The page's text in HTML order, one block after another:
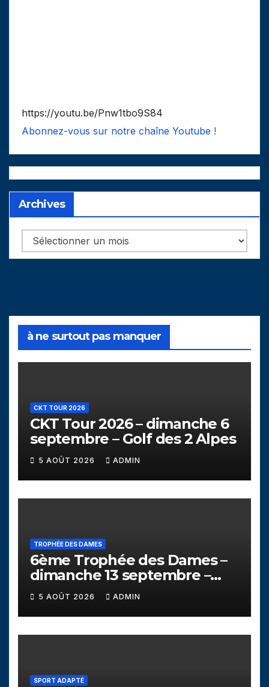
https://youtu.be/Pnw1tbo9S84
Abonnez-vous sur notre chaîne Youtube !
Archives
Archives
à ne surtout pas manquer
CKT TOUR 2026
CKT Tour 2026 – dimanche 6
septembre – Golf des 2 Alpes
5 AOÛT 2026 ADMIN
TROPHÉE DES DAMES
6ème Trophée des Dames –
dimanche 13 septembre –
Golf de Seyssins
5 AOÛT 2026 ADMIN
SPORT ADAPTÉ